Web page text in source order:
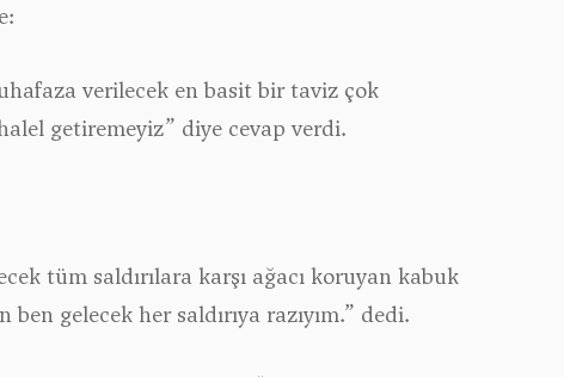
verilecek en basit bir taviz çok
getiremeyiz” diye cevap verdi.
tüm saldırılara karşı ağacı koruyan kabuk
gelecek her saldırıya razıyım.” dedi.